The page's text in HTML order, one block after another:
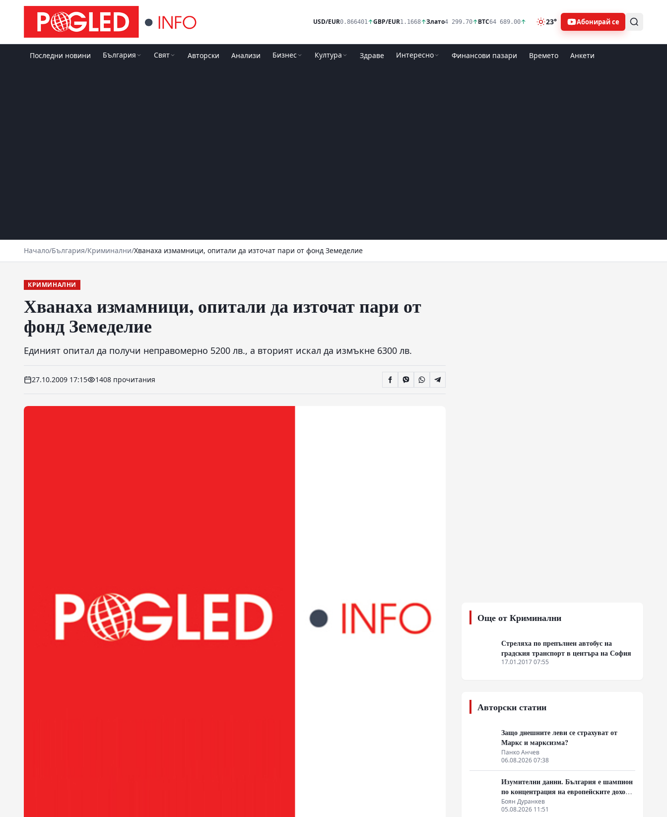
USD/EUR0.866401↑GBP/EUR1.1668↑Злато4 299.70↑BTC64 689.00↑ 23° Абонирай се
Последни новини България Свят Авторски Анализи Бизнес Култура Здраве Интересно Финансови пазари Времето Анкети
Начало/България/Криминални/Хванаха измамници, опитали да източат пари от фонд Земеделие
КРИМИНАЛНИ
Хванаха измамници, опитали да източат пари от
фонд Земеделие
Единият опитал да получи неправомерно 5200 лв., а вторият искал да измъкне 6300 лв.
27.10.2009 17:15 1408 прочитания
Още от Криминални
Стреляха по препълнен автобус на
градския транспорт в центъра на София
17.01.2017 07:55
Авторски статии
Защо днешните леви се страхуват от
Маркс и марксизма?
Панко Анчев
06.08.2026 07:38
Изумителни данни. България е шампион
по концентрация на европейските доходи
в ръцете на най-богатия 1%, надминава
и САЩ
Боян Дуранкев
05.08.2026 11:51